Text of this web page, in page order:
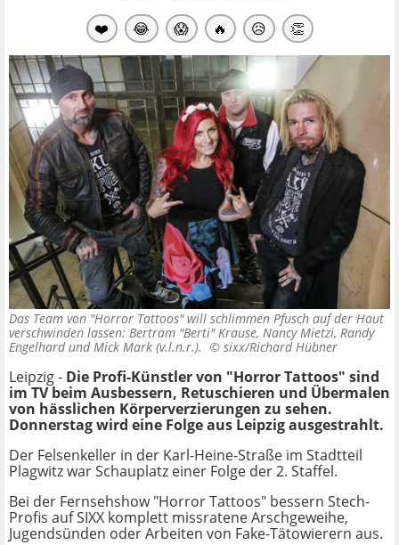
❤️ 😂 😱 🔥 😥 👏
Das Team von "Horror Tattoos" will schlimmen Pfusch auf der Haut
verschwinden lassen: Bertram "Berti" Krause, Nancy Mietzi, Randy
Engelhard und Mick Mark (v.l.n.r.). © sixx/Richard Hübner
Leipzig - Die Profi-Künstler von "Horror Tattoos" sind
im TV beim Ausbessern, Retuschieren und Übermalen
von hässlichen Körperverzierungen zu sehen.
Donnerstag wird eine Folge aus Leipzig ausgestrahlt.
Der Felsenkeller in der Karl-Heine-Straße im Stadtteil
Plagwitz war Schauplatz einer Folge der 2. Staffel.
Bei der Fernsehshow "Horror Tattoos" bessern Stech-
Profis auf SIXX komplett missratene Arschgeweihe,
Jugendsünden oder Arbeiten von Fake-Tätowierern aus.